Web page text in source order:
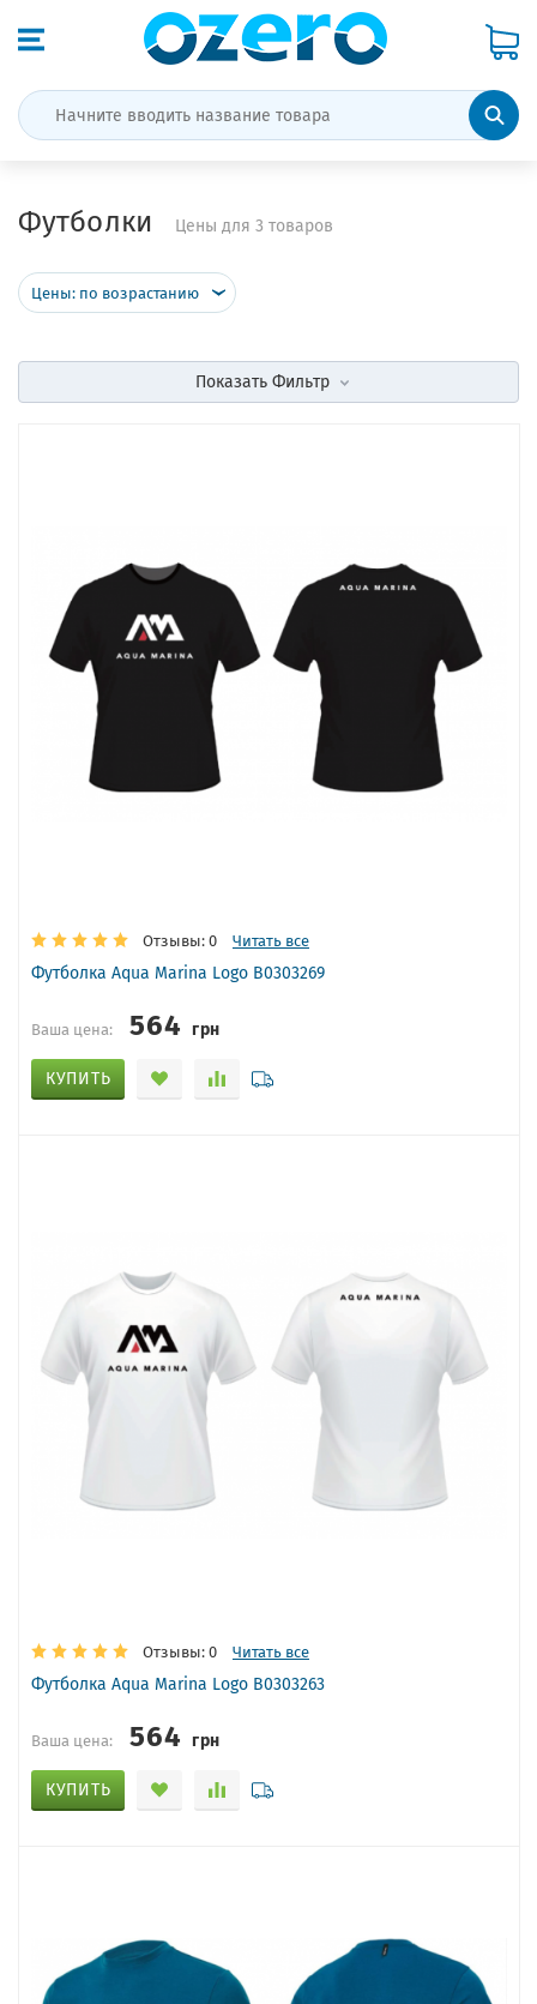
Футболки Цены для 3 товаров
Цены: по возрастанию
ПоказатьФильтр
Отзывы: 0 Читать все
Футболка Aqua Marina Logo B0303269
Ваша цена: 564 грн
КУПИТЬ
Отзывы: 0 Читать все
Футболка Aqua Marina Logo B0303263
Ваша цена: 564 грн
КУПИТЬ